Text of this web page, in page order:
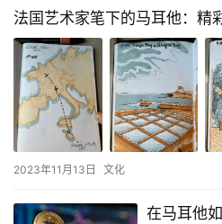
法国艺术家笔下的马耳他：精
2023年11月13日 文化
在马耳他